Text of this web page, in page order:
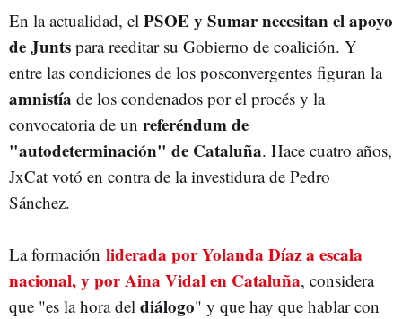
En la actualidad, el PSOE y Sumar necesitan el apoyo
de Junts para reeditar su Gobierno de coalición. Y
entre las condiciones de los posconvergentes figuran la
amnistía de los condenados por el procés y la
convocatoria de un referéndum de
"autodeterminación" de Cataluña. Hace cuatro años,
JxCat votó en contra de la investidura de Pedro
Sánchez.
La formación liderada por Yolanda Díaz a escala
nacional, y por Aina Vidal en Cataluña, considera
que "es la hora del diálogo" y que hay que hablar con